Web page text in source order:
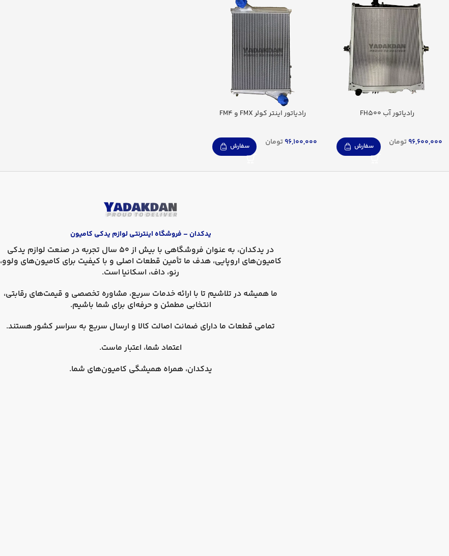
رادیاتور آب FH500
96,600,000 تومان سفارش
رادیاتور اینتر کولر FMX و FM4
96,100,000تومان سفارش
یدکدان – فروشگاه اینترنتی لوازم یدکی کامیون
در یدکدان
، به عنوان فروشگاهی با بیش از 50 سال تجربه در صنعت لوازم یدکی
کامیون‌های اروپایی، هدف ما تأمین قطعات اصلی و با کیفیت برای کامیون‌های ولوو،
رنو، داف، اسکانیا است.
ما همیشه در تلاشیم تا با ارائه خدمات سریع، مشاوره تخصصی و قیمت‌های رقابتی،
انتخابی مطمئن و حرفه‌ای برای شما باشیم.
تمامی قطعات ما دارای ضمانت اصالت کالا و ارسال سریع به سراسر کشورهستند.
اعتماد شما، اعتبار ماست.
یدکدان، همراه همیشگی کامیون‌های شما.